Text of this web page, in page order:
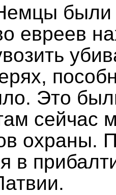
были
евреев
Это
сейчас
охраны.
в